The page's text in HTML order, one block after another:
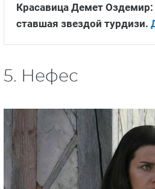
Красавица Демет
ставшая звездой турдизи.
5. Нефес